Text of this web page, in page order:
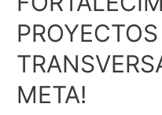
PROYECTOS
META!